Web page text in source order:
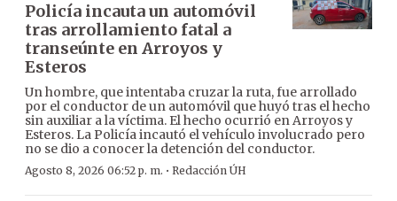
Policía incauta un automóvil
tras arrollamiento fatal a
transeúnte en Arroyos y
Esteros
Un hombre, que intentaba cruzar la ruta, fue arrollado
por el conductor de un automóvil que huyó tras el hecho
sin auxiliar a la víctima. El hecho ocurrió en Arroyos y
Esteros. La Policía incautó el vehículo involucrado pero
no se dio a conocer la detención del conductor.
Agosto 8, 2026 06:52 p. m. · Redacción ÚH